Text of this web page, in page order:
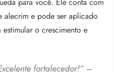
alecrim e pode ser aplicado
o crescimento e
fortalecedor!” –